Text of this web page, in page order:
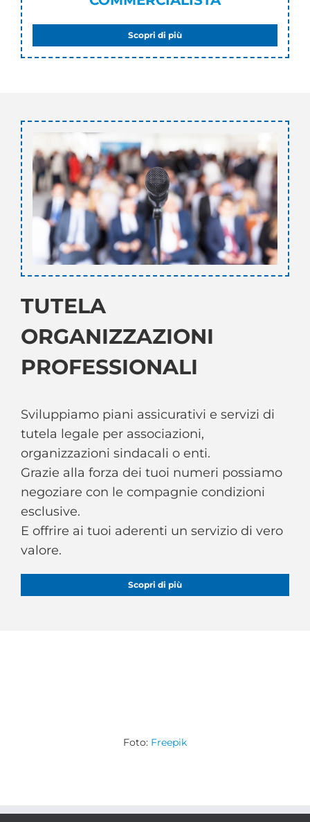
Scopri di più
TUTELA
ORGANIZZAZIONI
PROFESSIONALI
Sviluppiamo piani assicurativi e servizi di
tutela legale per associazioni,
organizzazioni sindacali o enti.
Grazie alla forza dei tuoi numeri possiamo
negoziare con le compagnie condizioni
esclusive.
E offrire ai tuoi aderenti un servizio di vero
valore.
Scopri di più
Foto: Freepik